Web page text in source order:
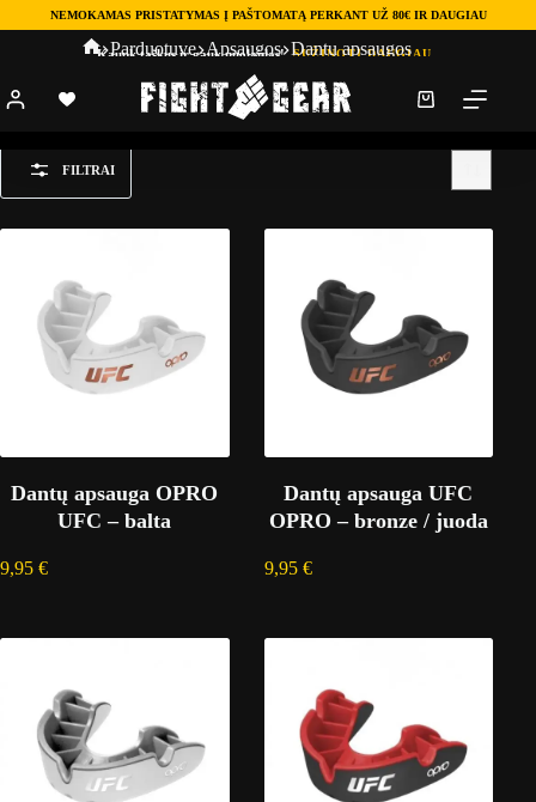
NEMOKAMAS PRISTATYMAS Į PAŠTOMATĄ PERKANT UŽ 80€ IR DAUGIAU
Kaupk taškus ir gauk nuolaidas! SUŽINOTI DAUGIAU
Parduotuve Apsaugos Dantų apsaugos
FILTRAI
Dantų apsauga OPRO
UFC – balta
9,95 €
Dantų apsauga UFC
OPRO – bronze / juoda
9,95 €